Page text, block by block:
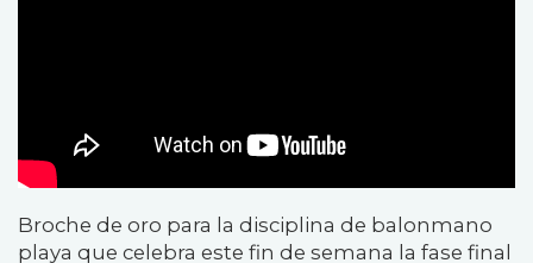
Broche de oro para la disciplina de balonmano
playa que celebra este fin de semana la fase final